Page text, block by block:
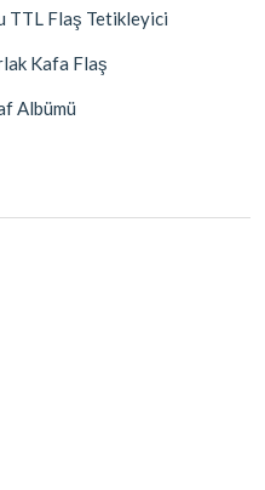
TTL Flaş Tetikleyici
Kafa Flaş
Albümü